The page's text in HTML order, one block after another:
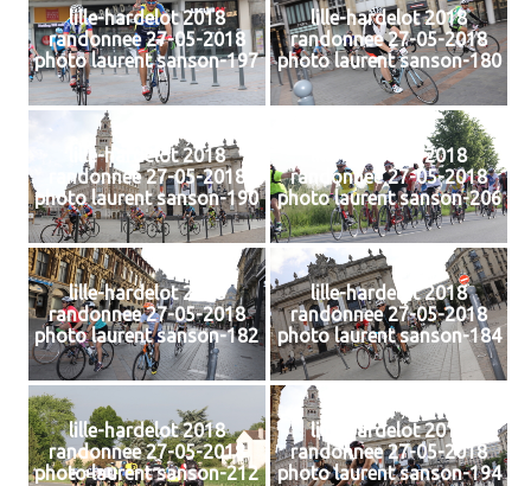
lille-hardelot 2018
randonnee 27-05-2018
photo laurent sanson-197
lille-hardelot 2018
randonnee 27-05-2018
photo laurent sanson-180
lille-hardelot 2018
randonnee 27-05-2018
photo laurent sanson-190
lille-hardelot 2018
randonnee 27-05-2018
photo laurent sanson-206
lille-hardelot 2018
randonnee 27-05-2018
photo laurent sanson-182
lille-hardelot 2018
randonnee 27-05-2018
photo laurent sanson-184
lille-hardelot 2018
randonnee 27-05-2018
photo laurent sanson-212
lille-hardelot 2018
randonnee 27-05-2018
photo laurent sanson-194